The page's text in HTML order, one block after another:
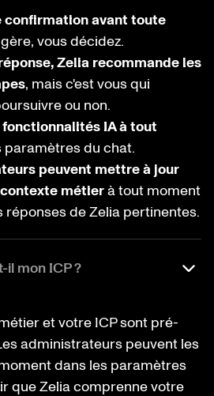
confirmation avant toute
vous décidez.
Zelia recommande les
, mais c'est vous qui
ou non.
IA à tout
paramètres du chat.
peuvent mettre à jour
métierà tout moment
réponses de Zelia pertinentes.
il mon ICP ?
et votre ICP sont pré-
administrateurs peuvent les
dans les paramètres
que Zelia comprenne votre